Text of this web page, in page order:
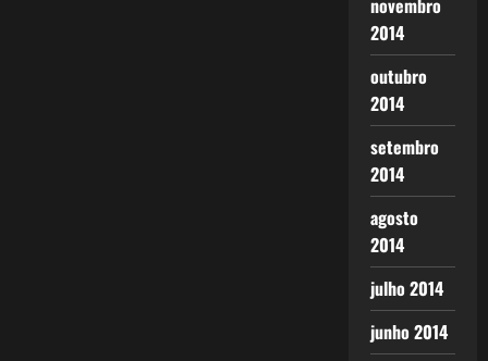
novembro
2014
outubro
2014
setembro
2014
agosto
2014
julho 2014
junho 2014